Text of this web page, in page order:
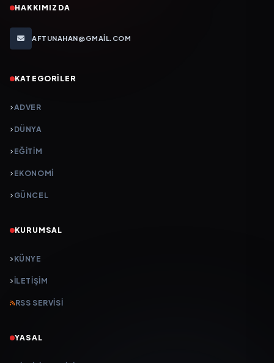
HAKKIMIZDA
AFTUNAHAN@GMAIL.COM
KATEGORILER
ADVER
DÜNYA
EĞİTİM
EKONOMİ
GÜNCEL
KURUMSAL
KÜNYE
İLETIŞIM
RSS SERVISI
YASAL